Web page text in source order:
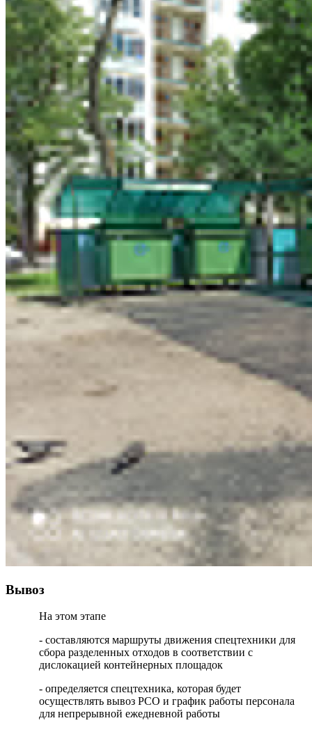
Вывоз
На этом этапе
- составляются маршруты движения спецтехники для
сбора разделенных отходов в соответствии с
дислокацией контейнерных площадок
- определяется спецтехника, которая будет
осуществлять вывоз РСО и график работы персонала
для непрерывной ежедневной работы